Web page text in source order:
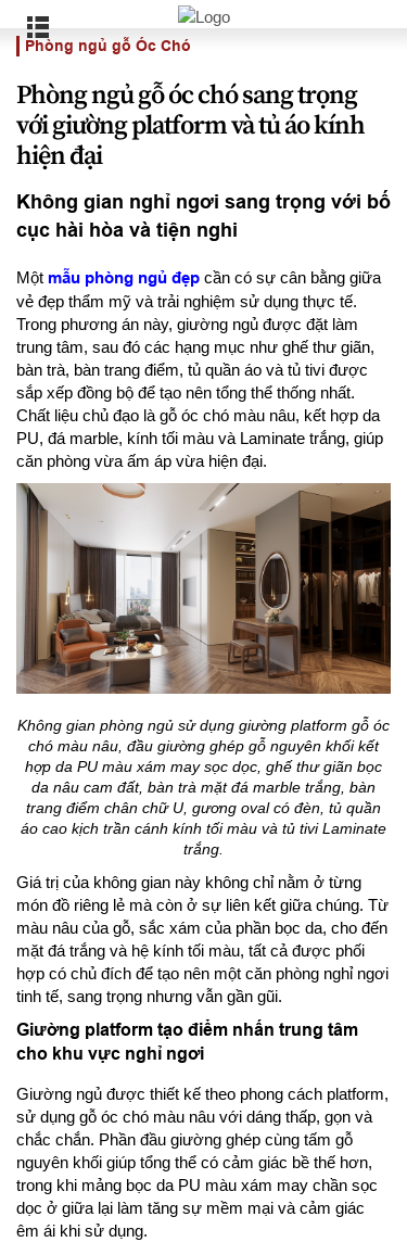
Phòng ngủ gỗ Óc Chó
Phòng ngủ gỗ óc chó sang trọng
với giường platform và tủ áo kính
hiện đại
Không gian nghỉ ngơi sang trọng với bố
cục hài hòa và tiện nghi
Một mẫu phòng ngủ đẹp cần có sự cân bằng giữa
vẻ đẹp thẩm mỹ và trải nghiệm sử dụng thực tế.
Trong phương án này, giường ngủ được đặt làm
trung tâm, sau đó các hạng mục như ghế thư giãn,
bàn trà, bàn trang điểm, tủ quần áo và tủ tivi được
sắp xếp đồng bộ để tạo nên tổng thể thống nhất.
Chất liệu chủ đạo là gỗ óc chó màu nâu, kết hợp da
PU, đá marble, kính tối màu và Laminate trắng, giúp
căn phòng vừa ấm áp vừa hiện đại.
Không gian phòng ngủ sử dụng giường platform gỗ óc
chó màu nâu, đầu giường ghép gỗ nguyên khối kết
hợp da PU màu xám may sọc dọc, ghế thư giãn bọc
da nâu cam đất, bàn trà mặt đá marble trắng, bàn
trang điểm chân chữ U, gương oval có đèn, tủ quần
áo cao kịch trần cánh kính tối màu và tủ tivi Laminate
trắng.
Giá trị của không gian này không chỉ nằm ở từng
món đồ riêng lẻ mà còn ở sự liên kết giữa chúng. Từ
màu nâu của gỗ, sắc xám của phần bọc da, cho đến
mặt đá trắng và hệ kính tối màu, tất cả được phối
hợp có chủ đích để tạo nên một căn phòng nghỉ ngơi
tinh tế, sang trọng nhưng vẫn gần gũi.
Giường platform tạo điểm nhấn trung tâm
cho khu vực nghỉ ngơi
Giường ngủ được thiết kế theo phong cách platform,
sử dụng gỗ óc chó màu nâu với dáng thấp, gọn và
chắc chắn. Phần đầu giường ghép cùng tấm gỗ
nguyên khối giúp tổng thể có cảm giác bề thế hơn,
trong khi mảng bọc da PU màu xám may chần sọc
dọc ở giữa lại làm tăng sự mềm mại và cảm giác
êm ái khi sử dụng.